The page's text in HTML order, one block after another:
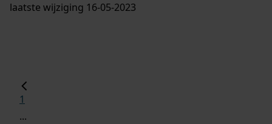
laatste wijziging 16-05-2023
1
...